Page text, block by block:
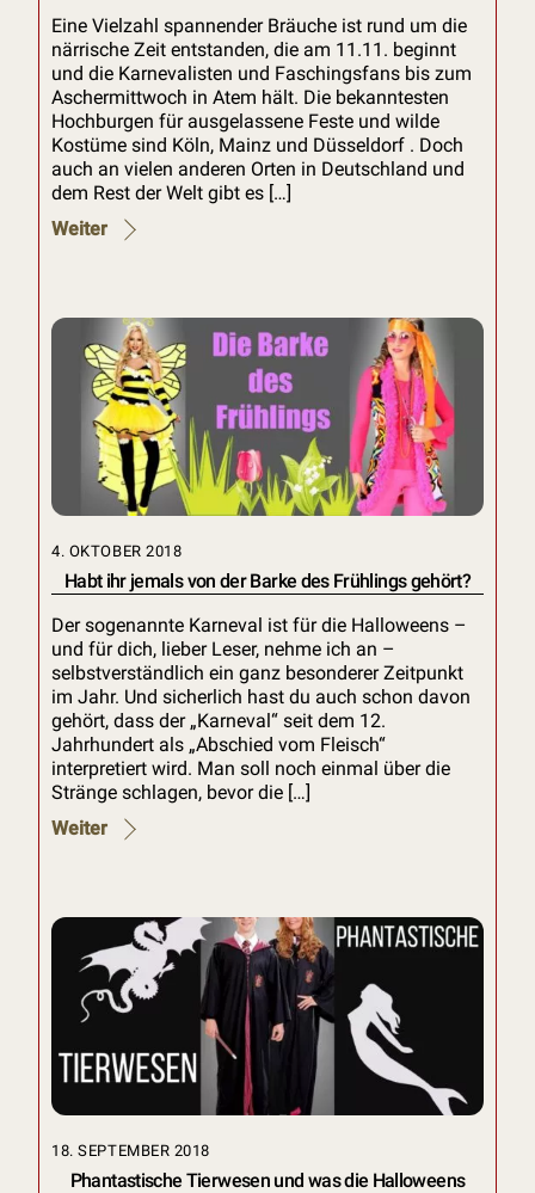
Eine Vielzahl spannender Bräuche ist rund um die
närrische Zeit entstanden, die am 11.11. beginnt
und die Karnevalisten und Faschingsfans bis zum
Aschermittwoch in Atem hält. Die bekanntesten
Hochburgen für ausgelassene Feste und wilde
Kostüme sind Köln, Mainz und Düsseldorf . Doch
auch an vielen anderen Orten in Deutschland und
dem Rest der Welt gibt es […]
Weiter
4. OKTOBER 2018
Habt ihr jemals von der Barke des Frühlings gehört?
Der sogenannte Karneval ist für die Halloweens –
und für dich, lieber Leser, nehme ich an –
selbstverständlich ein ganz besonderer Zeitpunkt
im Jahr. Und sicherlich hast du auch schon davon
gehört, dass der „Karneval“ seit dem 12.
Jahrhundert als „Abschied vom Fleisch“
interpretiert wird. Man soll noch einmal über die
Stränge schlagen, bevor die […]
Weiter
18. SEPTEMBER 2018
Phantastische Tierwesen und was die Halloweens